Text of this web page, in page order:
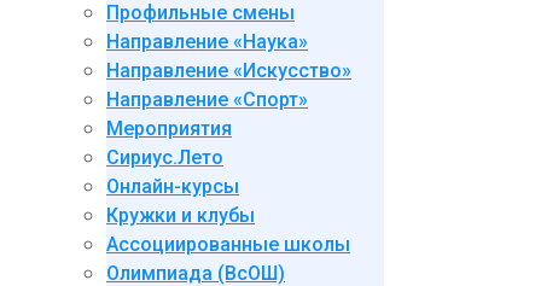
Профильные смены
Направление «Наука»
Направление «Искусство»
Направление «Спорт»
Мероприятия
Сириус.Лето
Онлайн-курсы
Кружки и клубы
Ассоциированные школы
Олимпиада (ВсОШ)